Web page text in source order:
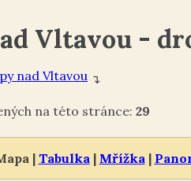
Vltavou -
nad Vltavou ↴
na této stránce: 29
| Tabulka | Mřížka |